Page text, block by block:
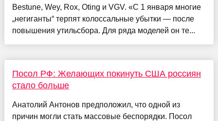
Bestune, Wey, Rox, Oting и VGV. «С 1 января многие
„негиганты“ терпят колоссальные убытки — после
повышения утильсбора. Для ряда моделей он те...
Посол РФ: Желающих покинуть США россиян
стало больше
Анатолий Антонов предположил, что одной из
причин могли стать массовые беспорядки. Посол